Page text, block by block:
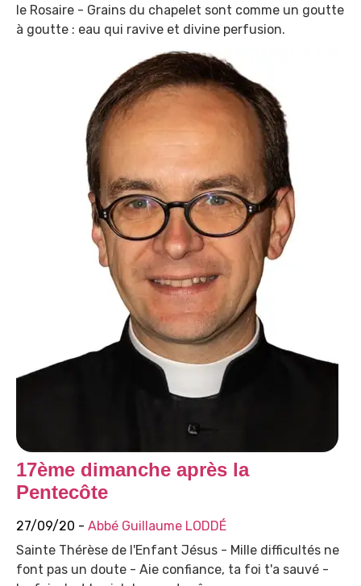
le Rosaire - Grains du chapelet sont comme un goutte
à goutte : eau qui ravive et divine perfusion.
17ème dimanche après la
Pentecôte
27/09/20 - Abbé Guillaume LODDÉ
Sainte Thérèse de l'Enfant Jésus - Mille difficultés ne
font pas un doute - Aie confiance, ta foi t'a sauvé -